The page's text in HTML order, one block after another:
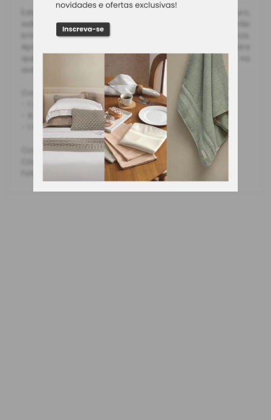
estimula brincadeiras ao ar livre e é um excelente
brinquedo para meninos e meninas a partir dos 8 anos.
que se possa utilizar acessórios e sair na frente na
Contém:
- 1 Lançador NERF
- 6 Dardos
- 1 Porta-dardos
Cor: Laranja e Azul
Código Fabricante: E9953 / 6912
Foto meramente ilustrativa